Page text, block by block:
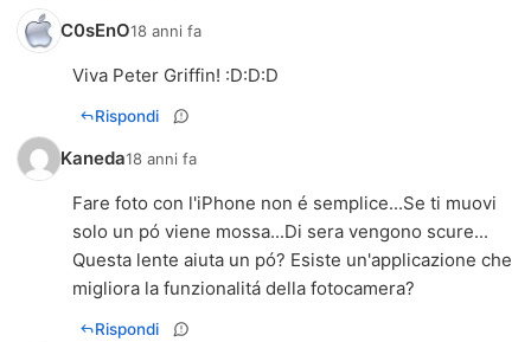
C0sEnO18 anni fa
Viva Peter Griffin! :D:D:D
Rispondi
Kaneda18 anni fa
Fare foto con l'iPhone non é semplice...Se ti muovi
solo un pó viene mossa...Di sera vengono scure...
Questa lente aiuta un pó? Esiste un'applicazione che
migliora la funzionalitá della fotocamera?
Rispondi